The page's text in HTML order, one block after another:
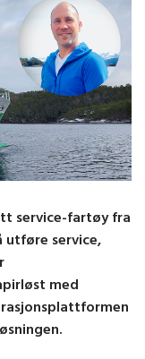
service-fartøy fra
service,
med